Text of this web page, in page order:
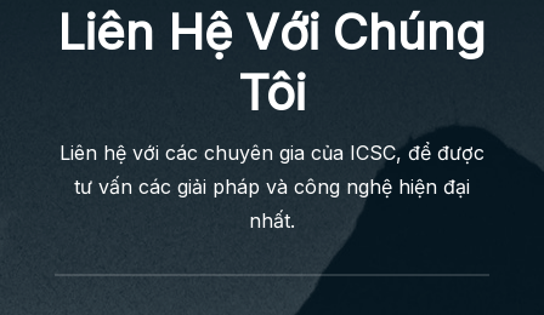
Liên Hệ Với Chúng
Tôi
Liên hệ với các chuyên gia của ICSC, để được
tư vấn các giải pháp và công nghệ hiện đại
nhất.